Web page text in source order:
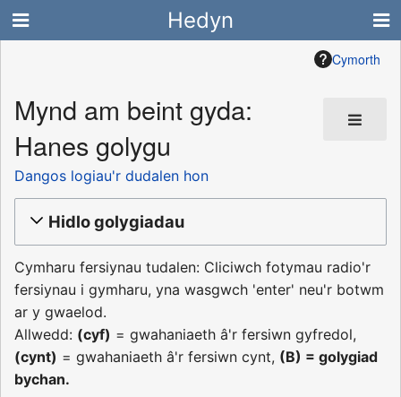
Hedyn
Cymorth
Mynd am beint gyda:
Hanes golygu
Dangos logiau'r dudalen hon
Hidlo golygiadau
Cymharu fersiynau tudalen: Cliciwch fotymau radio'r
fersiynau i gymharu, yna wasgwch 'enter' neu'r botwm
ar y gwaelod.
Allwedd: (cyf) = gwahaniaeth â'r fersiwn gyfredol,
(cynt) = gwahaniaeth â'r fersiwn cynt, (B) = golygiad
bychan.